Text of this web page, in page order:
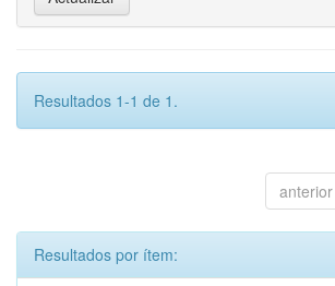
Resultados 1-1 de 1.
anterior
Resultados por ítem: